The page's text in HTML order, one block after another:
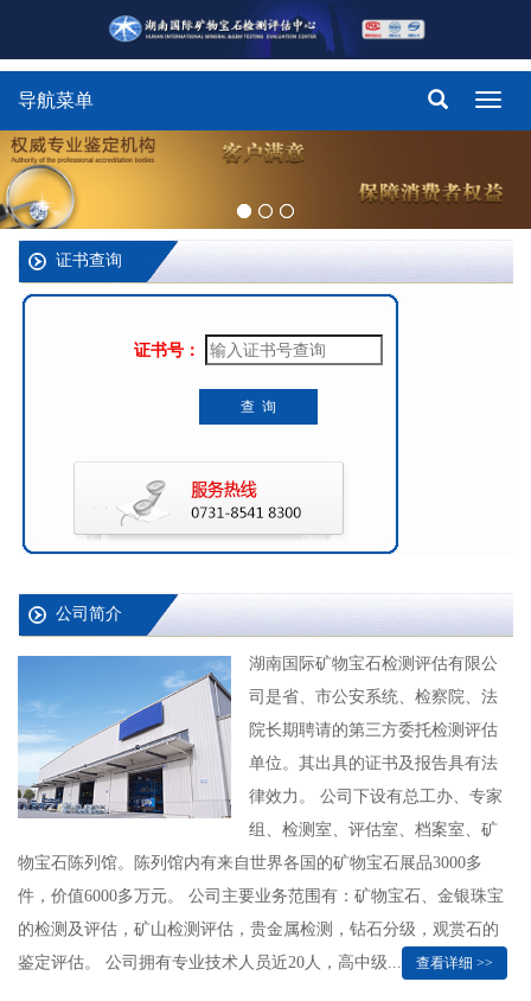
导航菜单
证书查询
证书号：
查 询
公司简介
湖南国际矿物宝石检测评估有限公
司是省、市公安系统、检察院、法
院长期聘请的第三方委托检测评估
单位。其出具的证书及报告具有法
律效力。 公司下设有总工办、专家
组、检测室、评估室、档案室、矿
物宝石陈列馆。陈列馆内有来自世界各国的矿物宝石展品3000多
件，价值6000多万元。 公司主要业务范围有：矿物宝石、金银珠宝
的检测及评估，矿山检测评估，贵金属检测，钻石分级，观赏石的
鉴定评估。 公司拥有专业技术人员近20人，高中级...
查看详细 >>